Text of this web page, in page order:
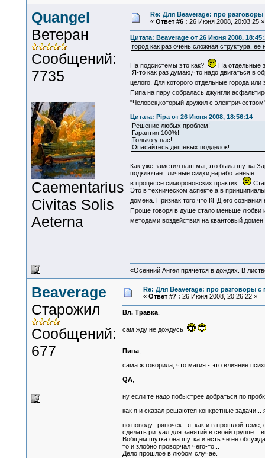
Quangel
Ветеран
Сообщений:
7735
Сaementarius
Civitas Solis
Aeterna
Re: Для Beaverage: про
« Ответ #6 : 26 Июня 2008, 20:03:25 »
Цитата: Beaverage от 26 Июня 2008,
город как раз очень сложная структура,
На подсистемы это как?
На отдельные
Я-то как раз думаю,что надо двигаться в
целого. Для которого отдельные города
Пипа на пару собралась джунгли
"Человек,который дружил с
Цитата: Pipa от 26 Июня 2008, 18:56:14
Решение любых проблем!
Гарантия 100%!
Только у нас!
Опасайтесь дешёвых подделок!
Как уже заметил наш маг,это была шутка
подключает личные сидхи,наработанные
в процессе симороновских практик.
Это в техническом аспекте,а в
домена. Признак того,что КПД его
Проще говоря в душе стало меньше
методами воздействия на квантовый
«Осенний Ангел прячется в дождях. В
Beaverage
Старожил
Сообщений:
677
Re: Для Beaverage: про разговоры с
« Ответ #7 : 26 Июня 2008, 20:26:22 »
Вл. Травка,
сам жду не дождусь
Пипа,
сама ж говорила, что магия - это влияние
QA,
ну если те надо побыстрее добраться по
как я и сказал решаются конкретные
по поводу тряпочек - я, как и в прошлой
сделать ритуал для занятий в своей
Вобщем шутка она шутка и есть че ее
то и злобно проворчал чего-то...
Дело прошлое в любом случае.